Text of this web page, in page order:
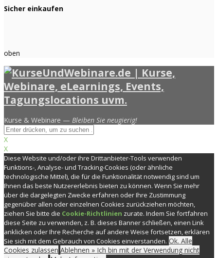
Sicher einkaufen
oben
Kurse & Webinare — Bleiben Sie neugierig!
X
X
Diese Website und/oder ihre Drittanbieter-Tools verwenden
Funktions-, Analyse- und Tracking-Cookies (oder ähnliche
technologische Mittel), die für die Funktionalität notwendig sind um
Ihnen das beste Nutzererlebnis bieten zu können. Wenn Sie mehr
über die dargelegten Zwecke erfahren oder Ihre Zustimmung
gegenüber allen oder einzelnen Cookies zurückziehen möchten,
ziehen Sie bitte die Cookie-Richtlinien zurate. Indem Sie fortfahren
diese Seite zu verwenden, z. B. dieses Banner schließen, einen Link
anklicken oder Ihre Recherche auf andere Weise fortsetzen, erklären
Sie sich mit dem Gebrauch von Cookies einverstanden. Ok. Alle
Cookies zulassen Ablehnen » Ich bin mit der Verwendung nicht